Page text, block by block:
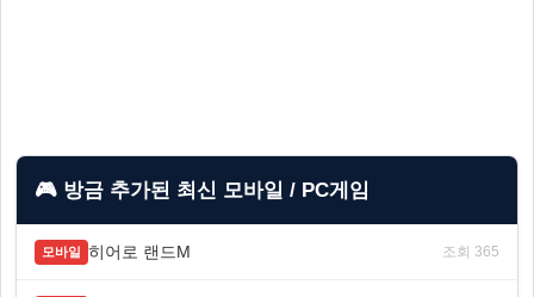
🎮 방금 추가된 최신 모바일 / PC게임
모바일 히어로 랜드M 조회 365